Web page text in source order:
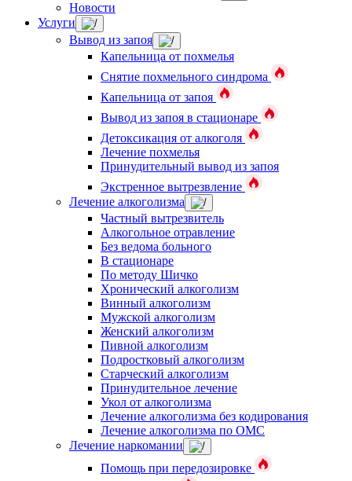
Новости
Услуги
Вывод из запоя
Капельница от похмелья
Снятие похмельного синдрома
Капельница от запоя
Вывод из запоя в стационаре
Детоксикация от алкоголя
Лечение похмелья
Принудительный вывод из запоя
Экстренное вытрезвление
Лечение алкоголизма
Частный вытрезвитель
Алкогольное отравление
Без ведома больного
В стационаре
По методу Шичко
Хронический алкоголизм
Винный алкоголизм
Мужской алкоголизм
Женский алкоголизм
Пивной алкоголизм
Подростковый алкоголизм
Старческий алкоголизм
Принудительное лечение
Укол от алкоголизма
Лечение алкоголизма без кодирования
Лечение алкоголизма по ОМС
Лечение наркомании
Помощь при передозировке